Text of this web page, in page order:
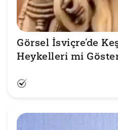
Görsel İsviçre’de
Heykelleri mi